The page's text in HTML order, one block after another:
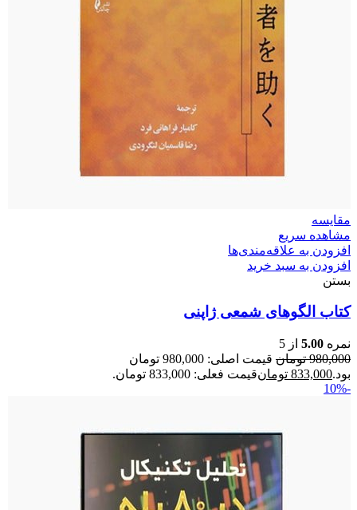
مقایسه
مشاهده سریع
افزودن به علاقه‌مندی‌ها
افزودن به سبد خرید
بستن
کتاب الگوهای شمعی ژاپنی
نمره 5.00 از 5
980,000 تومان
قیمت اصلی: 980,000 تومان
بود.833,000 تومانقیمت فعلی: 833,000 تومان.
-10%